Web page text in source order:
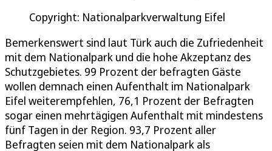
Copyright: Nationalparkverwaltung Eifel
Bemerkenswert sind laut Türk auch die Zufriedenheit
mit dem Nationalpark und die hohe Akzeptanz des
Schutzgebietes. 99 Prozent der befragten Gäste
wollen demnach einen Aufenthalt im Nationalpark
Eifel weiterempfehlen, 76,1 Prozent der Befragten
sogar einen mehrtägigen Aufenthalt mit mindestens
fünf Tagen in der Region. 93,7 Prozent aller
Befragten seien mit dem Nationalpark als